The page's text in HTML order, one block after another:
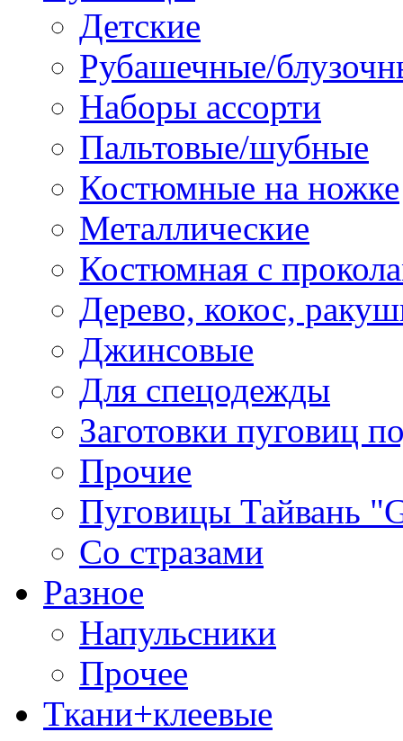
Детские
Рубашечные/
Наборы ассорти
Пальтовые/шубные
Костюмные на ножке
Металлические
Костюмная с
Дерево, кокос,
Джинсовые
Для спецодежды
Заготовки пуговиц
Прочие
Пуговицы Тайвань
Со стразами
Разное
Напульсники
Прочее
Ткани+клеевые